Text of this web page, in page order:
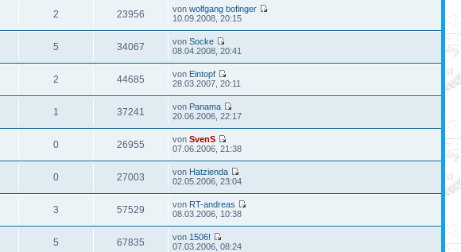
2 23956 vonwolfgang bofinger
10.09.2008, 20:15
5 34067 vonSocke
08.04.2008, 20:41
2 44685 von Eintopf
28.03.2007, 20:11
1 37241 von Panama
20.06.2006, 22:17
0 26955 vonSvenS
07.06.2006, 21:38
0 27003 von Hatzienda
02.05.2006, 23:04
3 57529 von RT-andreas
08.03.2006, 10:38
5 67835 von 1506!
07.03.2006, 08:24